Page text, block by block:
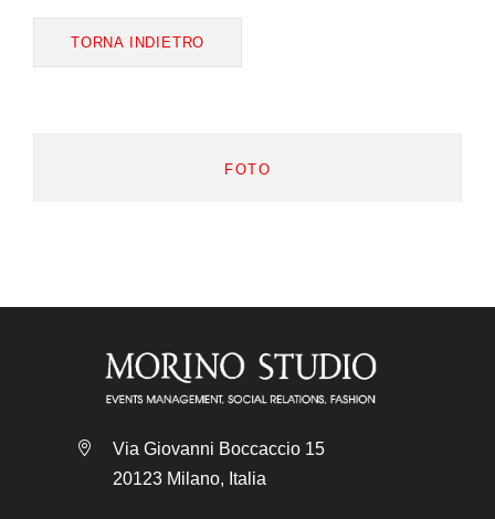
TORNA INDIETRO
FOTO
Via Giovanni Boccaccio 15
20123 Milano, Italia